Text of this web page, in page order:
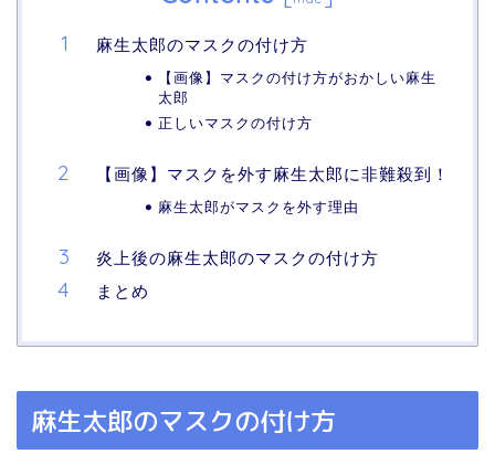
麻生太郎のマスクの付け方
【画像】マスクの付け方がおかしい麻生
太郎
正しいマスクの付け方
【画像】マスクを外す麻生太郎に非難殺到！
麻生太郎がマスクを外す理由
炎上後の麻生太郎のマスクの付け方
まとめ
麻生太郎のマスクの付け方